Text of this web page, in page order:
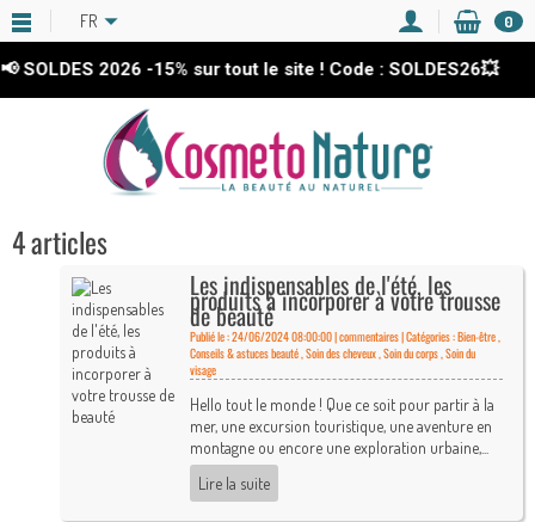
SOLDES 2026-15%sur tout le site ! Code : SOLDES26💥
FR 0
4 articles
Les indispensables de l'été, les
produits à incorporer à votre trousse
de beauté
Publié le : 24/06/2024 08:00:00 |commentaires | Catégories :Bien-être,
Conseils & astuces beauté,Soin des cheveux,Soin du corps,Soin du
visage
Hello tout le monde ! Que ce soit pour partir à la
mer, une excursion touristique, une aventure en
montagne ou encore une exploration urbaine,...
Lire la suite